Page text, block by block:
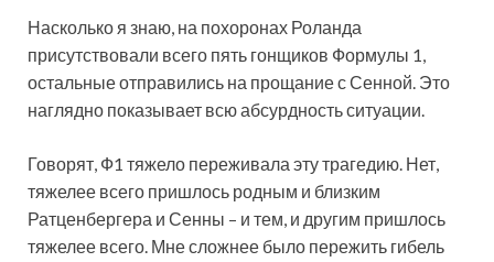
Насколько я знаю, на похоронах Роланда
присутствовали всего пять гонщиков Формулы 1,
остальные отправились на прощание с Сенной. Это
наглядно показывает всю абсурдность ситуации.
Говорят, Ф1 тяжело переживала эту трагедию. Нет,
тяжелее всего пришлось родным и близким
Ратценбергера и Сенны – и тем, и другим пришлось
тяжелее всего. Мне сложнее было пережить гибель